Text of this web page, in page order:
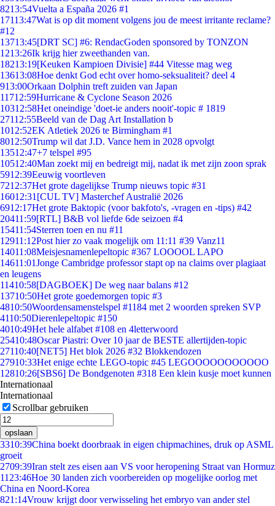
8213:54Vuelta a España 2026 #1
17113:47Wat is op dit moment volgens jou de meest irritante reclame?
#12
13713:45[DRT SC] #6: RendacGoden sponsored by TONZON
1213:26Ik krijg hier zweethanden van.
18213:19[Keuken Kampioen Divisie] #44 Vitesse mag weg
13613:08Hoe denkt God echt over homo-seksualiteit? deel 4
913:00Orkaan Dolphin treft zuiden van Japan
11712:59Hurricane & Cyclone Season 2026
10312:58Het oneindige 'doet-ie anders nooit'-topic # 1819
27112:55Beeld van de Dag Art Installation b
1012:52EK Atletiek 2026 te Birmingham #1
8012:50Trump wil dat J.D. Vance hem in 2028 opvolgt
13512:47+7 telspel #95
10512:40Man zoekt mij en bedreigt mij, nadat ik met zijn zoon sprak
5912:39Eeuwig voortleven
7212:37Het grote dagelijkse Trump nieuws topic #31
16012:31 [CUL TV] Masterchef Australië 2026
6912:17Het grote Baktopic (voor bakfoto's, -vragen en -tips) #42
20411:59[RTL] B&B vol liefde 6de seizoen #4
15411:54Sterren toen en nu #11
12911:12Post hier zo vaak mogelijk om 11:11 #39 Vanz11
14011:08Meisjesnamenlepeltopic #367 LOOOOL LAPO
14611:01Jonge Cambridge professor stapt op na claims over plagiaat
en leugens
11410:58[DAGBOEK] De weg naar balans #12
13710:50Het grote goedemorgen topic #3
4810:50Woordensamenstelspel #1184 met 2 woorden spreken SVP
4110:50Dierenlepeltopic #150
4010:49Het hele alfabet #108 en 4letterwoord
25410:48Oscar Piastri: Over 10 jaar de BESTE allertijden-topic
27110:40[NET5] Het blok 2026 #32 Blokkendozen
27910:33Het enige echte LEGO-topic #45 LEGOOOOOOOOOOO
12810:26[SBS6] De Bondgenoten #318 Een klein kusje moet kunnen
Internationaal
Internationaal
Scrollbar gebruiken
opslaan
3310:39China boekt doorbraak in eigen chipmachines, druk op ASML
groeit
2709:39Iran stelt zes eisen aan VS voor heropening Straat van Hormuz
11 23:46Hoe 30 landen zich voorbereiden op mogelijke oorlog met
China en Noord-Korea
821:14Vrouw krijgt door verwisseling het embryo van ander stel